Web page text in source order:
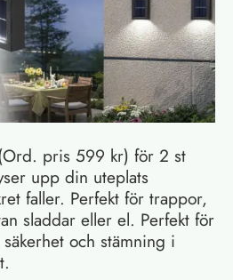
pris 599 kr) för 2 st
upp din uteplats
faller. Perfekt för trappor,
sladdar eller el. Perfekt för
och stämning i